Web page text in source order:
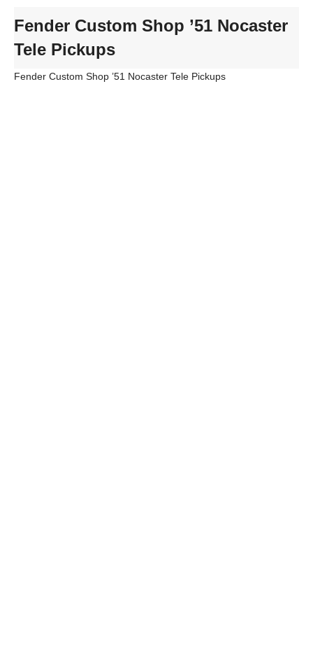
Fender Custom Shop ’51 Nocaster
Tele Pickups
Fender Custom Shop ’51 Nocaster Tele Pickups